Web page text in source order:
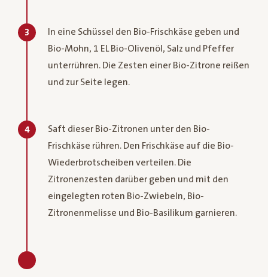
3
In eine Schüssel den Bio-Frischkäse geben und
Bio-Mohn, 1 EL Bio-Olivenöl, Salz und Pfeffer
unterrühren. Die Zesten einer Bio-Zitrone reißen
und zur Seite legen.
4
Saft dieser Bio-Zitronen unter den Bio-
Frischkäse rühren. Den Frischkäse auf die Bio-
Wiederbrotscheiben verteilen. Die
Zitronenzesten darüber geben und mit den
eingelegten roten Bio-Zwiebeln, Bio-
Zitronenmelisse und Bio-Basilikum garnieren.